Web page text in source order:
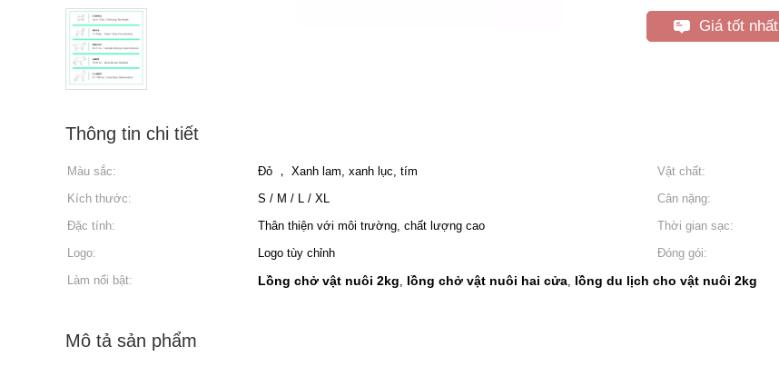
Giá tốt nhất
Thông tin chi tiết
Màu sắc: Đỏ ， Xanh lam, xanh lục, tím Vật chất:
Kích thước:
S / M / L / XL Cân nặng:
Đặc tính:
Thân thiện với môi trường, chất lượng cao Thời gian sạc:
Logo:
Logo tùy chỉnh Đóng gói:
Làm nổi bật:
Lồng chở vật nuôi 2kg, lồng chở vật nuôi hai cửa, lồng du lịch cho vật nuôi 2kg
Mô tả sản phẩm